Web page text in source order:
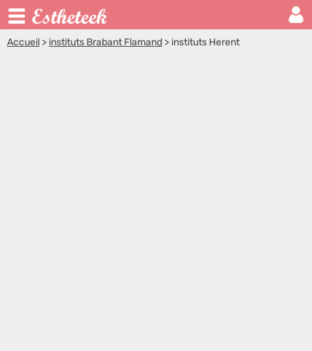
Accueil > instituts Brabant Flamand > instituts Herent